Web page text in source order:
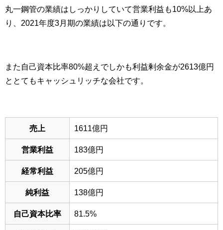
丸一鋼管の業績はしっかりしていて営業利益も10%以上あ
り、2021年度3月期の業績は以下の通りです。
また自己資本比率80%超えでしかも利益剰余金が2613億円
ととてもキャッシュリッチな会社です。
売上 1611億円
営業利益 183億円
経常利益 205億円
純利益 138億円
自己資本比率 81.5%